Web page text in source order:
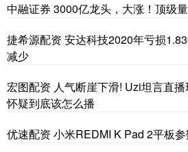
中融证券 3000亿龙头，大涨！顶级
捷希源配资 安达科技2020年亏损
减少
宏图配资 人气断崖下滑! Uzi坦言直播
怀疑到底该怎么播
优速配资 小米REDMI K Pad 2平板